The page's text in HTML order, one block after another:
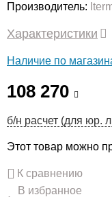
Производитель:
Характеристики
Наличие по
108 270
б/н расчет (для юр.
Этот товар можно
К сравнению
В избранное